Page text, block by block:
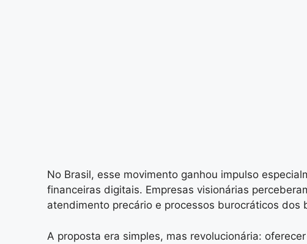
No Brasil, esse movimento ganhou impulso
financeiras digitais. Empresas visionárias
atendimento precário e processos burocráticos dos
A proposta era simples, mas revolucionária: